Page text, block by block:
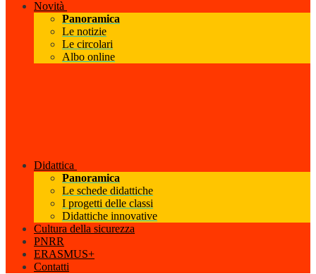
Novità
Panoramica
Le notizie
Le circolari
Albo online
Didattica
Panoramica
Le schede didattiche
I progetti delle classi
Didattiche innovative
Cultura della sicurezza
PNRR
ERASMUS+
Contatti